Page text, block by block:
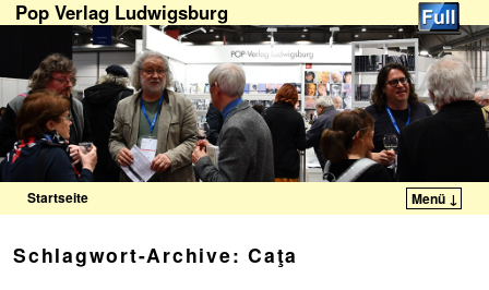
Pop Verlag Ludwigsburg
Startseite Menü ↓
Schlagwort-Archive:Caţa